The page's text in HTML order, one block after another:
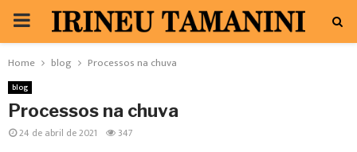
PRIMARY
MENU
Home blog Processos na chuva
blog
Processos na chuva
24 de abril de 2021 347